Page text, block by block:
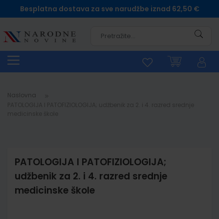
Besplatna dostava za sve narudžbe iznad 62,50 €
Naslovna
PATOLOGIJA I PATOFIZIOLOGIJA;
udžbenik za 2. i 4. razred srednje
medicinske škole